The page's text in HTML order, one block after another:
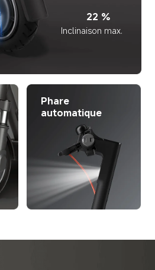
22 %
Inclinaison max.
Phare
automatique